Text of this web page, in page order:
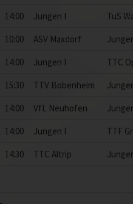
14:00 Jungen I TuS
10:00 ASV Maxdorf
14:00 Jungen I TTC
15:30 TTV Bobenheim
14:00 VfL Neuhofen
14:00 Jungen I TTF
14:30 TTC Altrip